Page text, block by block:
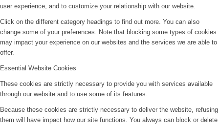
user experience, and to customize your relationship with our website.
Click on the different category headings to find out more. You can also
change some of your preferences. Note that blocking some types of cookies
may impact your experience on our websites and the services we are able to
offer.
Essential Website Cookies
These cookies are strictly necessary to provide you with services available
through our website and to use some of its features.
Because these cookies are strictly necessary to deliver the website, refusing
them will have impact how our site functions. You always can block or delete